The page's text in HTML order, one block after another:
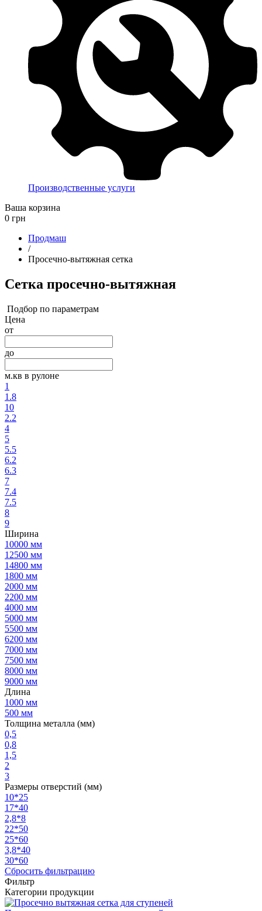
Производственные услуги
Ваша корзина
0 грн
Продмаш
/
Просечно-вытяжная сетка
Сетка просечно-вытяжная
Подбор по параметрам
Цена
от
до
м.кв в рулоне
1
1.8
10
2.2
4
5
5.5
6.2
6.3
7
7.4
7.5
8
9
Ширина
10000 мм
12500 мм
14800 мм
1800 мм
2000 мм
2200 мм
4000 мм
5000 мм
5500 мм
6200 мм
7000 мм
7500 мм
8000 мм
9000 мм
Длина
1000 мм
500 мм
Толщина металла (мм)
0,5
0,8
1,5
2
3
Размеры отверстий (мм)
10*25
17*40
2,8*8
22*50
25*60
3,8*40
30*60
Сбросить фильтрацию
Фильтр
Категории продукции